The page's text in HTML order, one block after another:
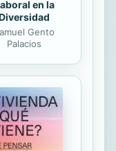
en la
Gento
Palacios